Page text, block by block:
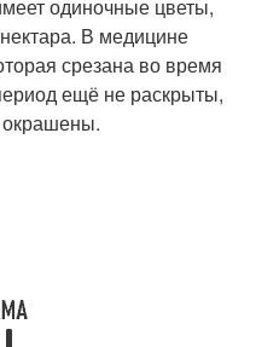
одиночные цветы,
В медицине
срезана во время
ещё не раскрыты,
окрашены.